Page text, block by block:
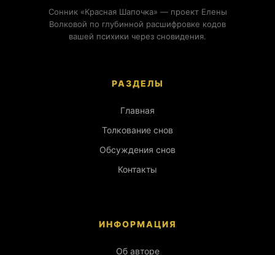
Сонник «Красная Шапочка» — проект Елены
Волковой по глубинной расшифровке кодов
вашей психики через сновидения.
РАЗДЕЛЫ
Главная
Толкование снов
Обсуждения снов
Контакты
ИНФОРМАЦИЯ
Об авторе